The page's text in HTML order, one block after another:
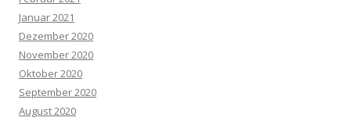
Januar 2021
Dezember 2020
November 2020
Oktober 2020
September 2020
August 2020